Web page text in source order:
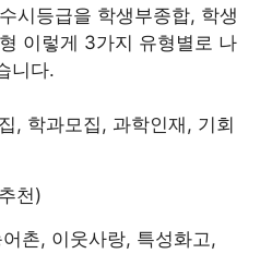
시등급을 학생부종합, 학생
이렇게 3가지 유형별로 나
니다.
, 학과모집, 과학인재, 기회
천)
촌, 이웃사랑, 특성화고,